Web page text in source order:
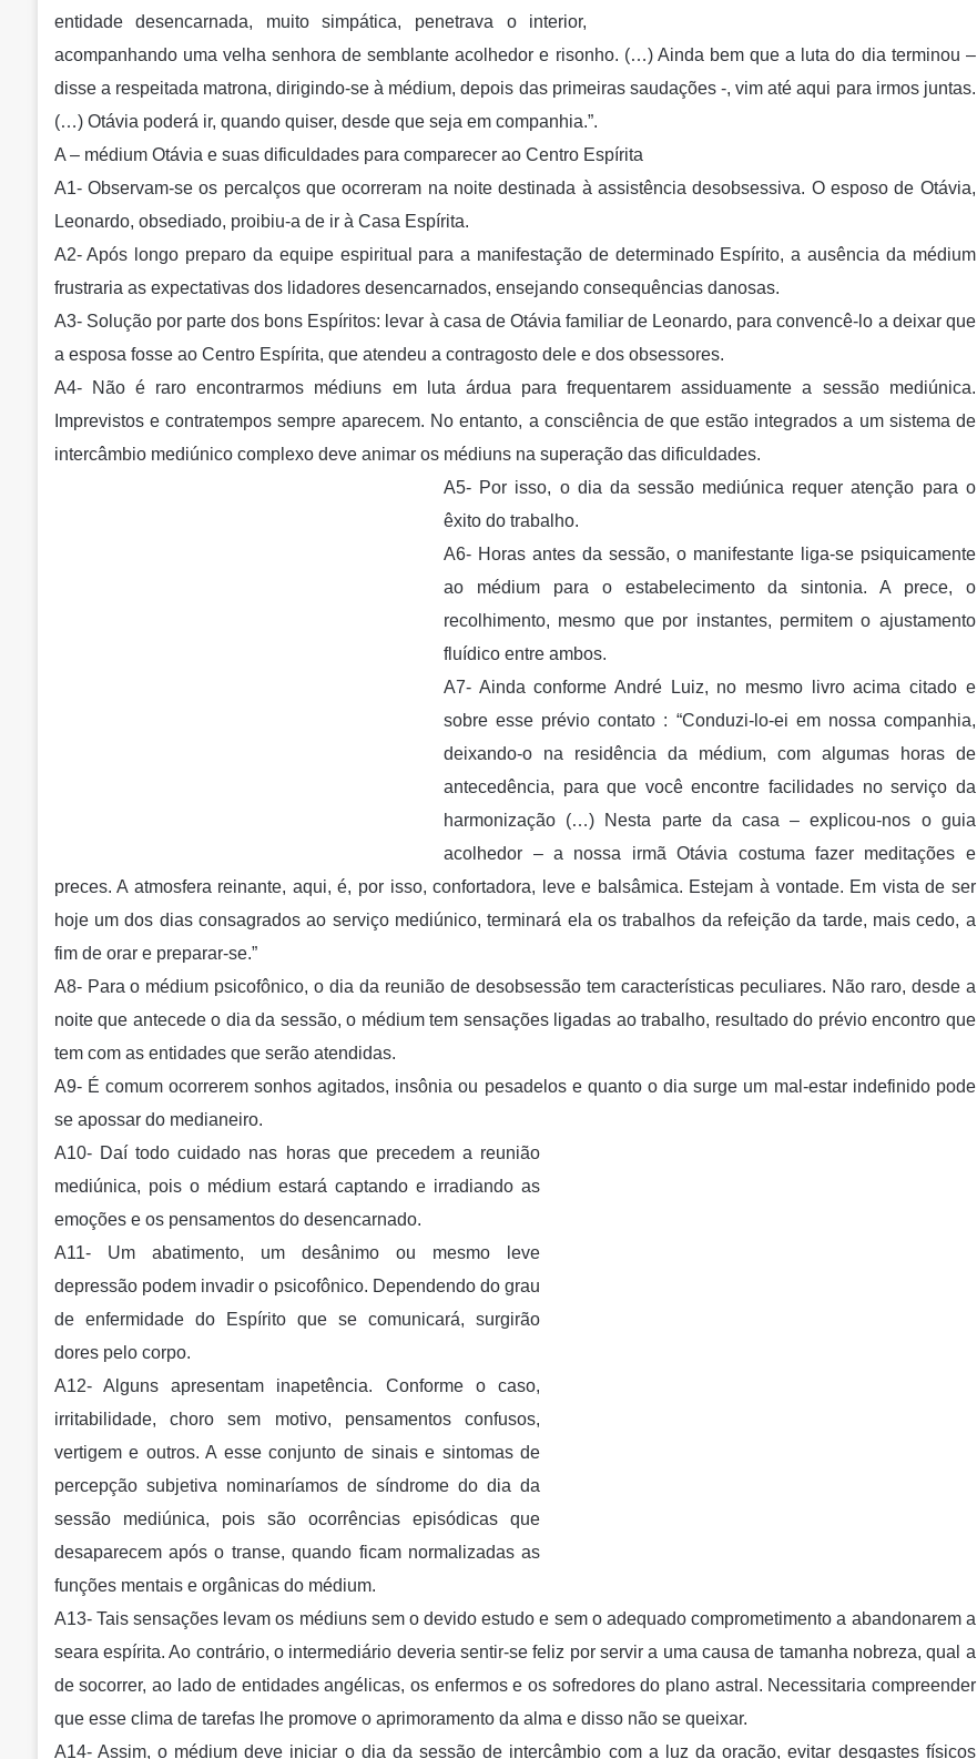
entidade desencarnada, muito simpática, penetrava o interior,
acompanhando uma velha senhora de semblante acolhedor e risonho. (…) Ainda bem que a luta do dia terminou –
disse a respeitada matrona, dirigindo-se à médium, depois das primeiras saudações -, vim até aqui para irmos juntas.
(…) Otávia poderá ir, quando quiser, desde que seja em companhia.”.
A – médium Otávia e suas dificuldades para comparecer ao Centro Espírita
A1- Observam-se os percalços que ocorreram na noite destinada à assistência desobsessiva. O esposo de Otávia,
Leonardo, obsediado, proibiu-a de ir à Casa Espírita.
A2- Após longo preparo da equipe espiritual para a manifestação de determinado Espírito, a ausência da médium
frustraria as expectativas dos lidadores desencarnados, ensejando consequências danosas.
A3- Solução por parte dos bons Espíritos: levar à casa de Otávia familiar de Leonardo, para convencê-lo a deixar que
a esposa fosse ao Centro Espírita, que atendeu a contragosto dele e dos obsessores.
A4- Não é raro encontrarmos médiuns em luta árdua para frequentarem assiduamente a sessão mediúnica.
Imprevistos e contratempos sempre aparecem. No entanto, a consciência de que estão integrados a um sistema de
intercâmbio mediúnico complexo deve animar os médiuns na superação das dificuldades.
A5- Por isso, o dia da sessão mediúnica requer atenção para o
êxito do trabalho.
A6- Horas antes da sessão, o manifestante liga-se psiquicamente
ao médium para o estabelecimento da sintonia. A prece, o
recolhimento, mesmo que por instantes, permitem o ajustamento
fluídico entre ambos.
A7- Ainda conforme André Luiz, no mesmo livro acima citado e
sobre esse prévio contato : “Conduzi-lo-ei em nossa companhia,
deixando-o na residência da médium, com algumas horas de
antecedência, para que você encontre facilidades no serviço da
harmonização (…) Nesta parte da casa – explicou-nos o guia
acolhedor – a nossa irmã Otávia costuma fazer meditações e
preces. A atmosfera reinante, aqui, é, por isso, confortadora, leve e balsâmica. Estejam à vontade. Em vista de ser
hoje um dos dias consagrados ao serviço mediúnico, terminará ela os trabalhos da refeição da tarde, mais cedo, a
fim de orar e preparar-se.”
A8- Para o médium psicofônico, o dia da reunião de desobsessão tem características peculiares. Não raro, desde a
noite que antecede o dia da sessão, o médium tem sensações ligadas ao trabalho, resultado do prévio encontro que
tem com as entidades que serão atendidas.
A9- É comum ocorrerem sonhos agitados, insônia ou pesadelos e quanto o dia surge um mal-estar indefinido pode
se apossar do medianeiro.
A10- Daí todo cuidado nas horas que precedem a reunião
mediúnica, pois o médium estará captando e irradiando as
emoções e os pensamentos do desencarnado.
A11- Um abatimento, um desânimo ou mesmo leve
depressão podem invadir o psicofônico. Dependendo do grau
de enfermidade do Espírito que se comunicará, surgirão
dores pelo corpo.
A12- Alguns apresentam inapetência. Conforme o caso,
irritabilidade, choro sem motivo, pensamentos confusos,
vertigem e outros. A esse conjunto de sinais e sintomas de
percepção subjetiva nominaríamos de síndrome do dia da
sessão mediúnica, pois são ocorrências episódicas que
desaparecem após o transe, quando ficam normalizadas as
funções mentais e orgânicas do médium.
A13- Tais sensações levam os médiuns sem o devido estudo e sem o adequado comprometimento a abandonarem a
seara espírita. Ao contrário, o intermediário deveria sentir-se feliz por servir a uma causa de tamanha nobreza, qual a
de socorrer, ao lado de entidades angélicas, os enfermos e os sofredores do plano astral. Necessitaria compreender
que esse clima de tarefas lhe promove o aprimoramento da alma e disso não se queixar.
A14- Assim, o médium deve iniciar o dia da sessão de intercâmbio com a luz da oração, evitar desgastes físicos